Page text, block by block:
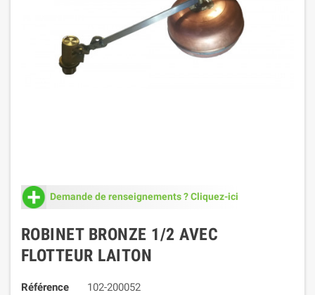
Demande de renseignements ? Cliquez-ici
ROBINET BRONZE 1/2 AVEC
FLOTTEUR LAITON
Référence 102-200052